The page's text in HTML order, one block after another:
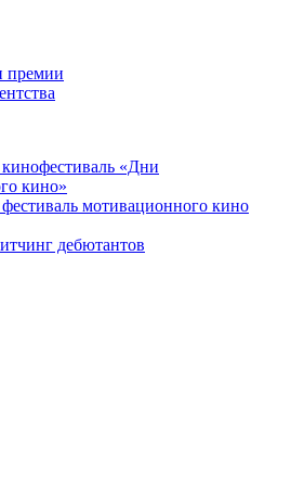
премии
«Дни
кино»
мотивационного кино
дебютантов